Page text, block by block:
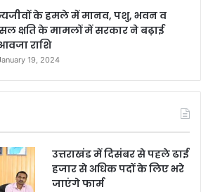
के हमले में मानव, पशु, भवन व
क्षति के मामलों में सरकार ने बढ़ाई
राशि
19, 2024
उत्तराखंड में दिसंबर से पहले ढाई
हजार से अधिक पदों के लिए भरे
जाएंगे फार्म